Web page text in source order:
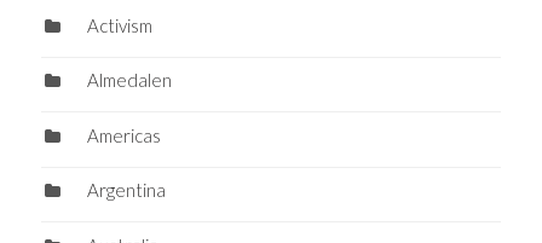
Activism
Almedalen
Americas
Argentina